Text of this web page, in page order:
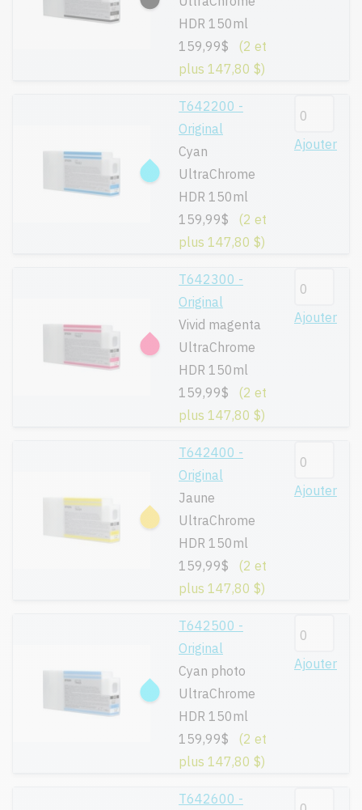
HDR 150ml
159,99$
(2 et
plus 147,80 $)
T642200 -
Original
Cyan
UltraChrome
HDR 150ml
159,99$
(2 et
plus 147,80 $)
Ajouter
T642300 -
Original
Vivid magenta
UltraChrome
HDR 150ml
159,99$
(2 et
plus 147,80 $)
Ajouter
T642400 -
Original
Jaune
UltraChrome
HDR 150ml
159,99$
(2 et
plus 147,80 $)
Ajouter
T642500 -
Original
Cyan photo
UltraChrome
HDR 150ml
159,99$
(2 et
plus 147,80 $)
Ajouter
T642600 -